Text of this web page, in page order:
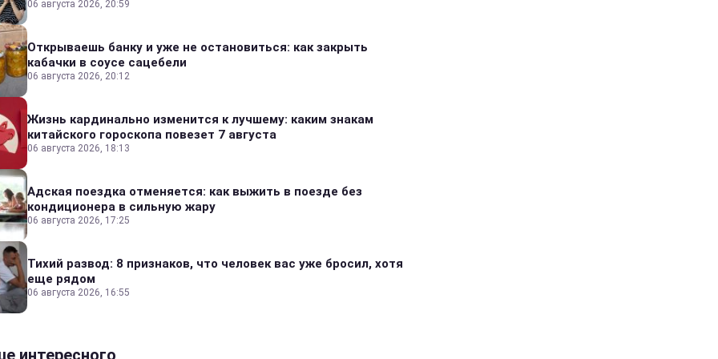
06 августа 2026, 20:59
Открываешь банку и уже не остановиться: как закрыть
кабачки в соусе сацебели
06 августа 2026, 20:12
Жизнь кардинально изменится к лучшему: каким знакам
китайского гороскопа повезет 7 августа
06 августа 2026, 18:13
Адская поездка отменяется: как выжить в поезде без
кондиционера в сильную жару
06 августа 2026, 17:25
Тихий развод: 8 признаков, что человек вас уже бросил, хотя
еще рядом
06 августа 2026, 16:55